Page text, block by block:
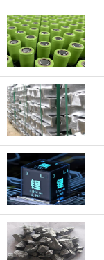
所做的工
他与赫格
言”，他对
纽约期银
据报道，
稳定的三
进一步扩